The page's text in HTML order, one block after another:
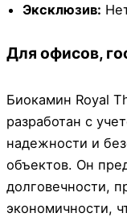
Эксклюзив:
Для офисов,
Биокамин Royal
разработан с
надежности и
объектов. Он
долговечности,
экономичности,